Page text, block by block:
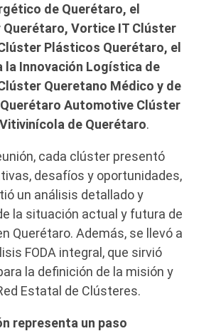
de Querétaro, el
Vortice IT Clúster
Plásticos Querétaro, el
la Innovación Logística de
Queretano Médico y de
Querétaro Automotive Clúster
de Querétaro.
cada clúster presentó
desafíos y oportunidades,
un análisis detallado y
la situación actual y futura de
Querétaro. Además, se llevó a
FODA integral, que sirvió
la definición de la misión y
Estatal de Clústeres.
representa un paso